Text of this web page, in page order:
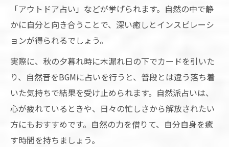
「アウトドア占い」などが挙げられます。自然の中で静
かに自分と向き合うことで、深い癒しとインスピレーシ
ョンが得られるでしょう。
実際に、秋の夕暮れ時に木漏れ日の下でカードを引いた
り、自然音をBGMに占いを行うと、普段とは違う落ち着
いた気持ちで結果を受け止められます。自然派占いは、
心が疲れているときや、日々の忙しさから解放されたい
方にもおすすめです。自然の力を借りて、自分自身を癒
す時間を持ちましょう。